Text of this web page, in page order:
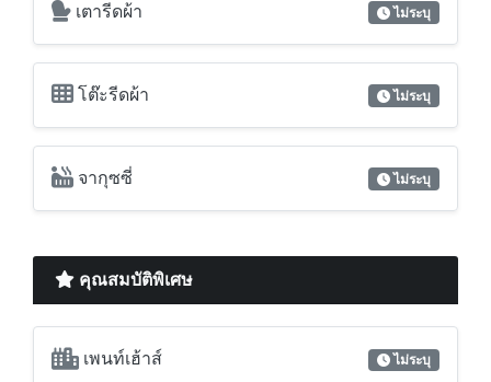
เตารีดผ้า ไม่ระบุ
โต๊ะรีดผ้า ไม่ระบุ
จากุซซี่ ไม่ระบุ
คุณสมบัติพิเศษ
เพนท์เฮ้าส์ ไม่ระบุ